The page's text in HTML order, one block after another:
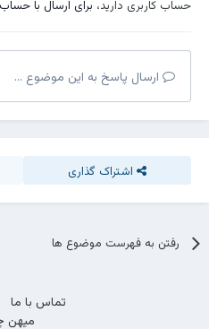
حساب کاربری دارید، برای ارسال با
ارسال پاسخ به این موضوع ...
اشتراک گذاری
رفتن به فهرست موضوع ها
تماس با ما
میهن